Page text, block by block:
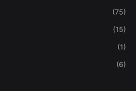
(75)
(15)
(1)
(6)